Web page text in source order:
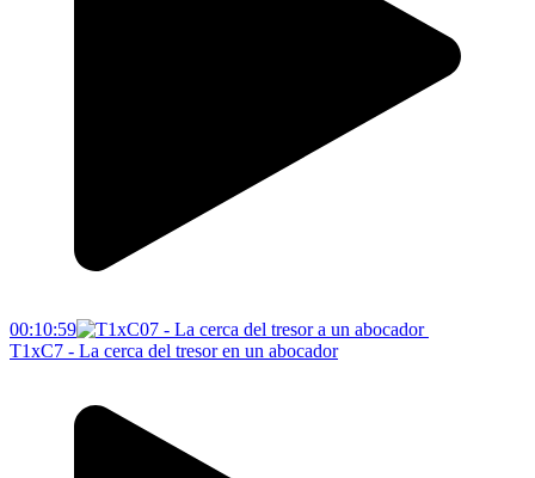
00:10:59
T1xC7 - La cerca del tresor en un abocador